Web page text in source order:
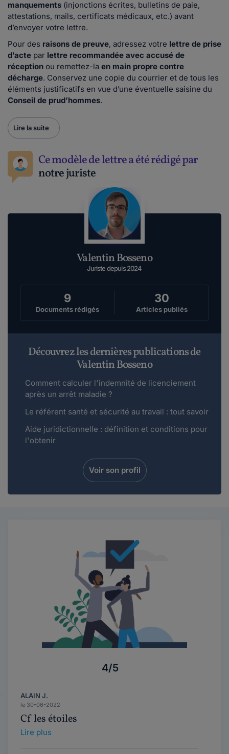
manquements (injonctions écrites, bulletins de paie,
attestations, mails, certificats médicaux, etc.) avant
d’envoyer votre lettre.
Pour des raisons de preuve, adressez votre lettre de prise
d’acte par lettre recommandée avec accusé de
réception ou remettez-la en main propre contre
décharge. Conservez une copie du courrier et de tous les
éléments justificatifs en vue d’une éventuelle saisine du
Conseil de prud’hommes.
Lire la suite
Ce modèle de lettre a été rédigé par
notre juriste
Valentin Bosseno
Juriste depuis 2024
9
Documents rédigés
30
Articles publiés
Découvrez les dernières publications de
Valentin Bosseno
Comment calculer l'indemnité de licenciement
après un arrêt maladie ?
Le référent santé et sécurité au travail : tout savoir
Aide juridictionnelle : définition et conditions pour
l'obtenir
Voir son profil
4/5
ALAIN J.
le 30-06-2022
Cf les étoiles
Lire plus